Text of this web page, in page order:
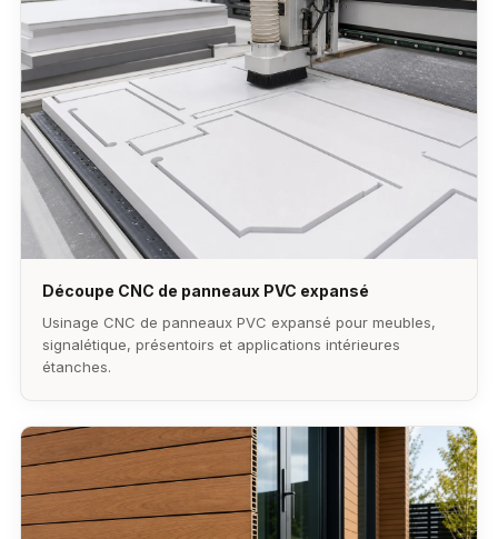
Découpe CNC de panneaux PVC expansé
Usinage CNC de panneaux PVC expansé pour meubles,
signalétique, présentoirs et applications intérieures
étanches.